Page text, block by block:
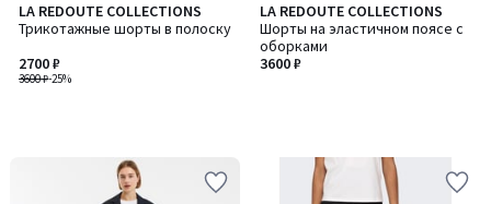
LA REDOUTE COLLECTIONS
Трикотажные шорты в полоску
3600 ₽-25%
2700 ₽
LA REDOUTE COLLECTIONS
Шорты на эластичном поясе с
оборками
3600 ₽